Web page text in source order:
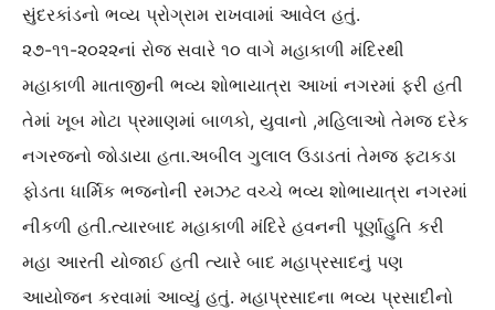
સુંદરકાંડનો ભવ્ય પ્રોગ્રામ રાખવામાં આવેલ હતું.
૨૭-૧૧-૨૦૨૨નાં રોજ સવારે ૧૦ વાગે મહાકાળી મંદિરથી
મહાકાળી માતાજીની ભવ્ય શોભાયાત્રા આખાં નગરમાં ફરી હતી
તેમાં ખૂબ મોટા પ્રમાણમાં બાળકો, યુવાનો ,મહિલાઓ તેમજ દરેક
નગરજનો જોડાયા હતા.અબીલ ગુલાલ ઉડાડતાં તેમજ ફટાકડા
ફોડતા ધાર્મિક ભજનોની રમઝટ વચ્ચે ભવ્ય શોભાયાત્રા નગરમાં
નીકળી હતી.ત્યારબાદ મહાકાળી મંદિરે હવનની પૂર્ણાહુતિ કરી
મહા આરતી યોજાઈ હતી ત્યારે બાદ મહાપ્રસાદનું પણ
આયોજન કરવામાં આવ્યું હતું. મહાપ્રસાદના ભવ્ય પ્રસાદીનો